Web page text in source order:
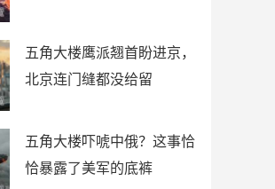
五角大楼鹰派翘首盼进京，
北京连门缝都没给留
五角大楼吓唬中俄？这事恰
恰暴露了美军的底裤